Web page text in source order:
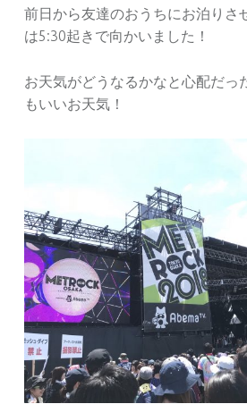
前日から友達のおうちにお泊りさ
は5:30起きで向かいました！
お天気がどうなるかなと心配だっ
もいいお天気！